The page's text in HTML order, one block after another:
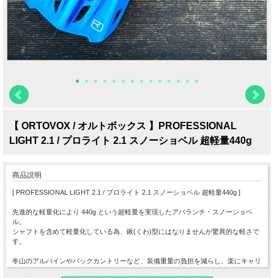
【 ORTOVOX / オルトボックス 】PROFESSIONAL
LIGHT 2.1 / プロライト 2.1 スノーショベル 超軽量440g
商品説明
[ PROFESSIONAL LIGHT 2.1 / プロライト 2.1 スノーショベル 超軽量440g ]
先進的な軽量化により 440g という超軽量を実現したアバランチ・スノーショベ
ル。
シャフトを含めて軽量化している為、鍬(くわ)型にはなりませんが驚異的な軽さで
す。
冬山のアルパインやバックカントリーなど、装備重量の負担を減らし、楽にキャリ
ングできることでしょう。